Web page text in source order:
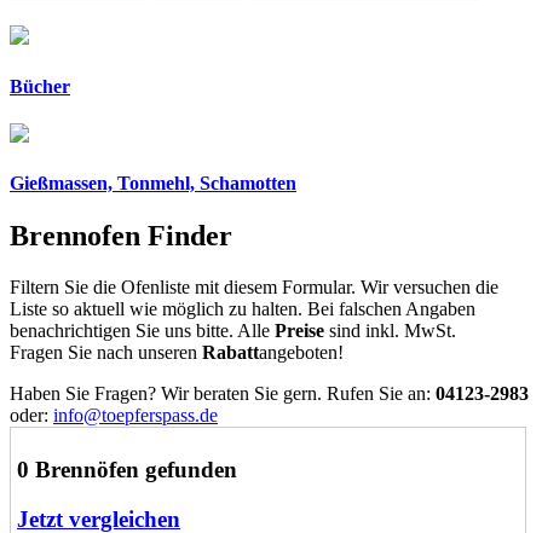
Bücher
Gießmassen, Tonmehl, Schamotten
Brennofen Finder
Filtern Sie die Ofenliste mit diesem Formular. Wir versuchen die
Liste so aktuell wie möglich zu halten. Bei falschen Angaben
benachrichtigen Sie uns bitte. Alle Preise sind inkl. MwSt.
Fragen Sie nach unseren Rabattangeboten!
Haben Sie Fragen? Wir beraten Sie gern. Rufen Sie an: 04123-2983
oder: info@toepferspass.de
0 Brennöfen gefunden
Jetzt vergleichen